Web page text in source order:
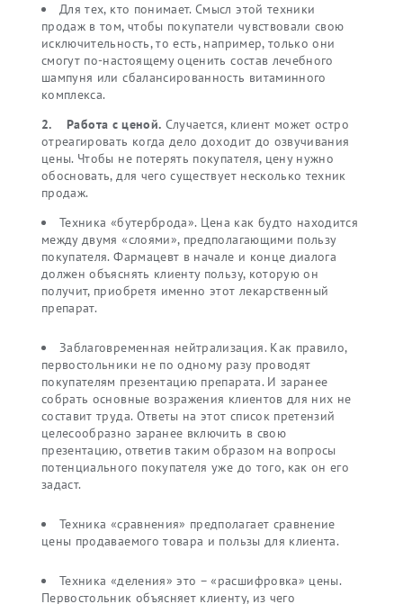
Для тех, кто понимает. Смысл этой техники
продаж в том, чтобы покупатели чувствовали свою
исключительность, то есть, например, только они
смогут по-настоящему оценить состав лечебного
шампуня или сбалансированность витаминного
комплекса.
2.
Работа с ценой. Случается, клиент может остро
отреагировать когда дело доходит до озвучивания
цены. Чтобы не потерять покупателя, цену нужно
обосновать, для чего существует несколько техник
продаж.
Техника «бутерброда». Цена как будто находится
между двумя «слоями», предполагающими пользу
покупателя. Фармацевт в начале и конце диалога
должен объяснять клиенту пользу, которую он
получит, приобретя именно этот лекарственный
препарат.
Заблаговременная нейтрализация. Как правило,
первостольники не по одному разу проводят
покупателям презентацию препарата. И заранее
собрать основные возражения клиентов для них не
составит труда. Ответы на этот список претензий
целесообразно заранее включить в свою
презентацию, ответив таким образом на вопросы
потенциального покупателя уже до того, как он его
задаст.
Техника «сравнения» предполагает сравнение
цены продаваемого товара и пользы для клиента.
Техника «деления» это – «расшифровка» цены.
Первостольник объясняет клиенту, из чего